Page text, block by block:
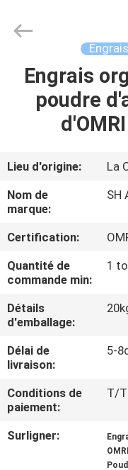
MAISON
PRODUITS
VIDÉOS
AU
SUJET
DE
NOUS
VISITE
D'USINE
CONTRÔLE
DE
QUALITÉ
Shihong
Technology
Reserved.Engrais
poudre
Lieu d'origine:
La
Nom de
marque:
SH
Certification:
Quantité de
commande min:
1
Détails
d'emballage:
Délai de
livraison:
5-
Conditions de
paiement:
T/T
Surligner: